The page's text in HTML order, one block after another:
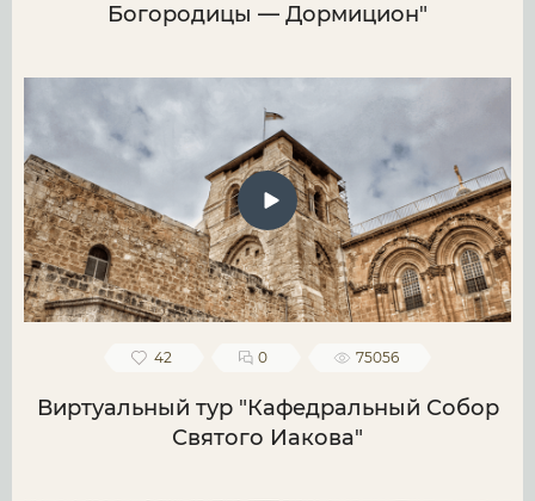
Богородицы — Дормицион"
42 0 75056
Виртуальный тур "Кафедральный Собор
Святого Иакова"